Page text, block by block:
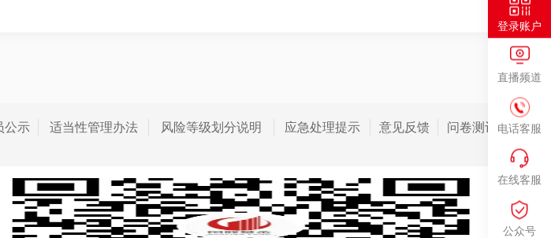
登录账户
直播频道
电话客服
在线客服
公众号
公示 适当性管理办法 风险等级划分说明 应急处理提示 意见反馈 问卷测评